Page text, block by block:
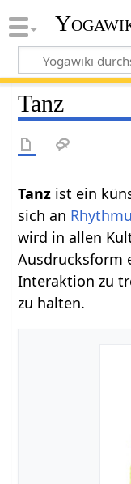
Tanz
Tanz ist ein
sich an
wird in allen
Ausdrucksform
Interaktion zu
zu halten.